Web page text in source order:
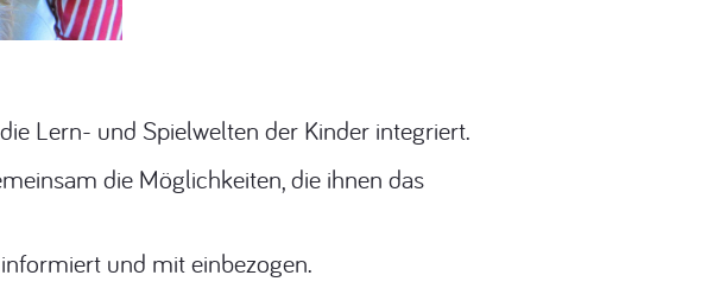
Lern- und Spielwelten der Kinder integriert.
die Möglichkeiten, die ihnen das
und mit einbezogen.